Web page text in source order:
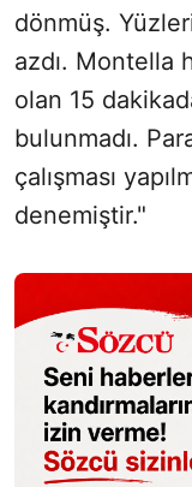
dönmüş.
azdı. Montella
olan 15
bulunmadı.
çalışması
denemiştir."